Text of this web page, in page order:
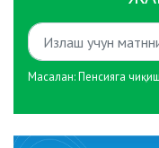
Масалан:Пенсияга чиқиш